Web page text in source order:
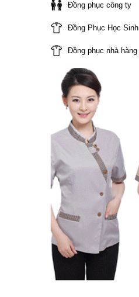
Đồng phục công ty
Đồng Phục Học Sinh
Đồng phục nhà hàng